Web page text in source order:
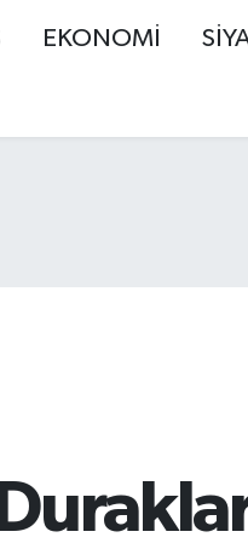
EKONOMİ